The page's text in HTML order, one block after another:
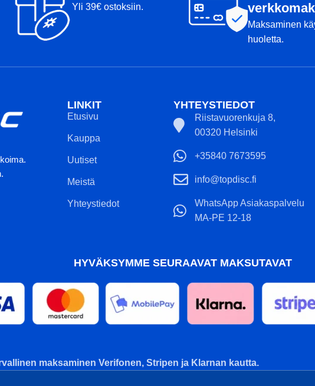
Yli 39€ ostoksiin.
Maksaminen
huoletta.
LINKIT
Etusivu
Kauppa
Uutiset
Meistä
Yhteystiedot
YHTEYSTIEDOT
Riistavuorenkuja 8,
00320 Helsinki
+35840 7673595
info@topdisc.fi
WhatsApp Asiakaspalvelu
MA-PE 12-18
HYVÄKSYMME SEURAAVAT MAKSUTAVAT
maksaminen Verifonen, Stripen ja Klarnan kautta.